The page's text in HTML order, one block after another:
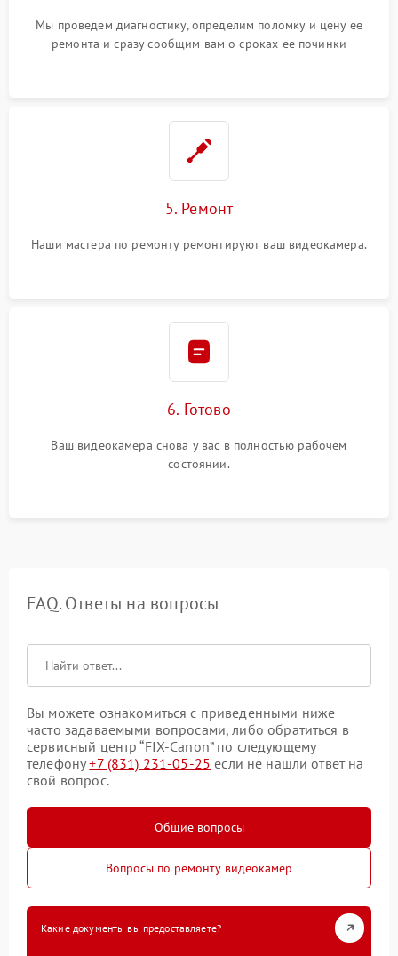
Мы проведем диагностику, определим поломку и цену ее
ремонта и сразу сообщим вам о сроках ее починки
5. Ремонт
Наши мастера по ремонту ремонтируют ваш видеокамера.
6. Готово
Ваш видеокамера снова у вас в полностью рабочем
состоянии.
FAQ. Ответы на вопросы
Вы можете ознакомиться с приведенными ниже
часто задаваемыми вопросами, либо обратиться в
сервисный центр “FIX-Canon” по следующему
телефону+7 (831) 231-05-25 если не нашли ответ на
свой вопрос.
Общие вопросы
Вопросы по ремонту видеокамер
Какие документы вы предоставляете?